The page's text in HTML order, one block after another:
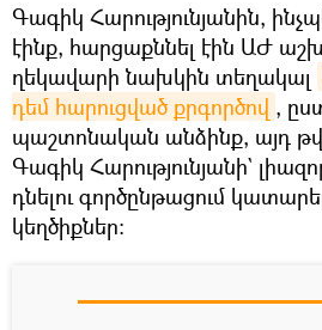
Գագիկ Հարությունյանին,
էինք, հարցաքննել էին ԱԺ
ղեկավարի նախկին տեղակալ
դեմ հարուցված քրգործով ,
պաշտոնական անձինք, այդ
Գագիկ Հարությունյանի`
դնելու գործընթացում
կեղծիքներ։